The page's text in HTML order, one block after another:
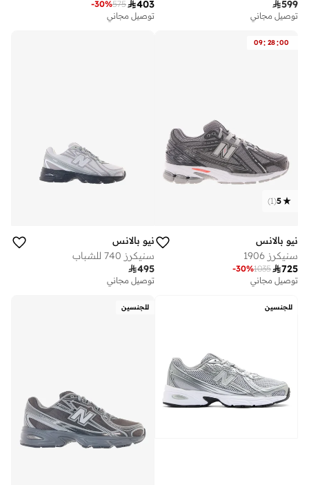
599
توصيل مجاني
403
575
-30%
توصيل مجاني
09: 28:00
5
(
1
)
نيو بالانس
سنيكرز 1906
725
1035
-30%
توصيل مجاني
نيو بالانس
سنيكرز 740 للشباب
495
توصيل مجاني
للجنسين للجنسين